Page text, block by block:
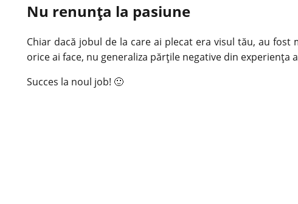
Nu renunța la pasiune
Chiar dacă jobul de la care ai plecat era visul tău, au
orice ai face, nu generaliza părțile negative din experiența
Succes la noul job! 🙂